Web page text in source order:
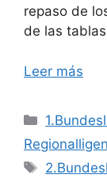
repaso de
de las
Leer más
Etiquetas